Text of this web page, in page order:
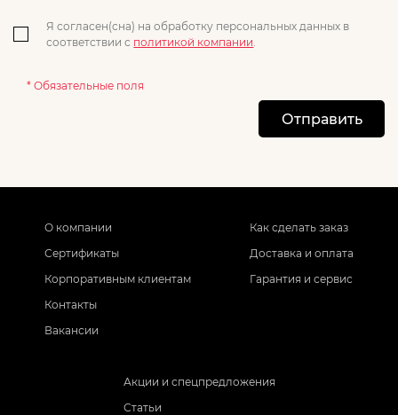
Я согласен(сна) на обработку персональных данных в
соответствии с политикой компании
* Обязательные поля
Отправить
О компании
Сертификаты
Корпоративным клиентам
Контакты
Вакансии
Как сделать заказ
Доставка и оплата
Гарантия и сервис
Акции и спецпредложения
Статьи